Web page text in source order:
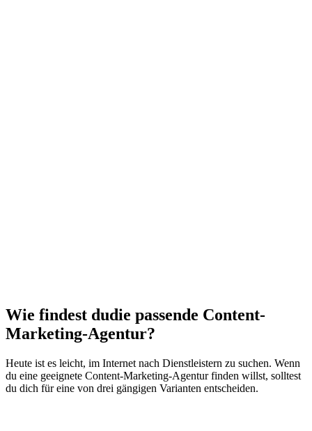
Wie findest dudie passende Content-
Marketing-Agentur?
Heute ist es leicht, im Internet nach Dienstleistern zu suchen. Wenn
du eine geeignete Content-Marketing-Agentur finden willst, solltest
du dich für eine von drei gängigen Varianten entscheiden.